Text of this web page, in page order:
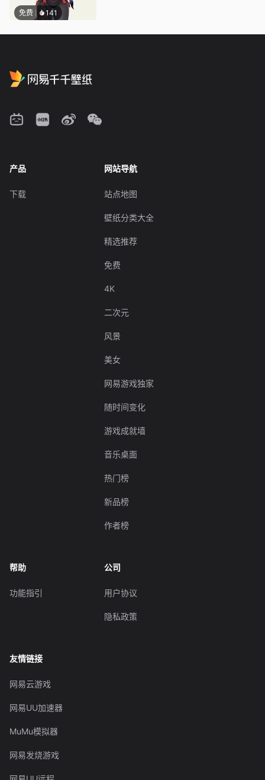
免费 141
产品
下载
网站导航
站点地图
壁纸分类大全
精选推荐
免费
4K
二次元
风景
美女
网易游戏独家
随时间变化
游戏成就墙
音乐桌面
热门榜
新品榜
作者榜
帮助
功能指引
公司
用户协议
隐私政策
友情链接
网易云游戏
网易UU加速器
MuMu模拟器
网易发烧游戏